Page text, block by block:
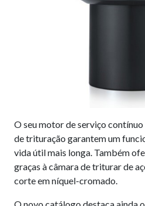
O seu motor de serviço
de trituração garantem um
vida útil mais longa. Também
graças à câmara de triturar de
corte em níquel-cromado.